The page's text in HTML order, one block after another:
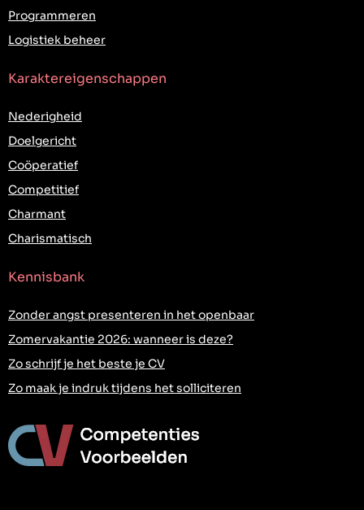
Programmeren
Logistiek beheer
Karaktereigenschappen
Nederigheid
Doelgericht
Coöperatief
Competitief
Charmant
Charismatisch
Kennisbank
Zonder angst presenteren in het openbaar
Zomervakantie 2026: wanneer is deze?
Zo schrijf je het beste je CV
Zo maak je indruk tijdens het solliciteren